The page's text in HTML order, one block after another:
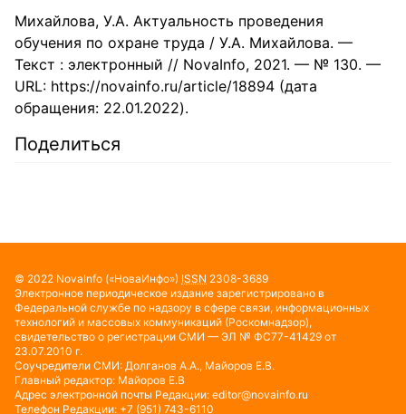
Михайлова, У.А. Актуальность проведения
обучения по охране труда / У.А. Михайлова. —
Текст : электронный // NovaInfo, 2021. — № 130. —
URL: https://novainfo.ru/article/18894 (дата
обращения: 22.01.2022).
Поделиться
© 2022 NovaInfo («НоваИнфо») ISSN 2308-3689
Электронное периодическое издание зарегистрировано в
Федеральной службе по надзору в сфере связи, информационных
технологий и массовых коммуникаций (Роскомнадзор),
свидетельство о регистрации СМИ — ЭЛ № ФС77-41429 от
23.07.2010 г.
Соучредители СМИ: Долганов А.А., Майоров Е.В.
Главный редактор: Майоров Е.В
Адрес электронной почты Редакции: editor@novainfo.ru
Телефон Редакции: +7 (951) 743-6110